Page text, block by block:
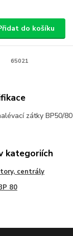
do košíku
65021
zátky BP50/80
kategoriích
centrály
80